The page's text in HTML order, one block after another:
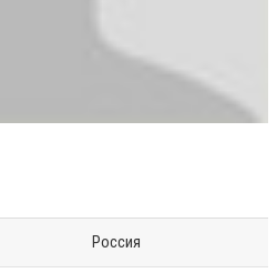
Россия